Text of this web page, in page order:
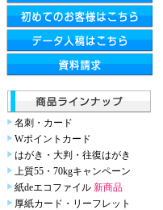
名刺・カード
Wポイントカード
はがき・大判・往復はがき
上質55・70kgキャンペーン
紙deエコファイル 新商品
厚紙カード・リーフレット